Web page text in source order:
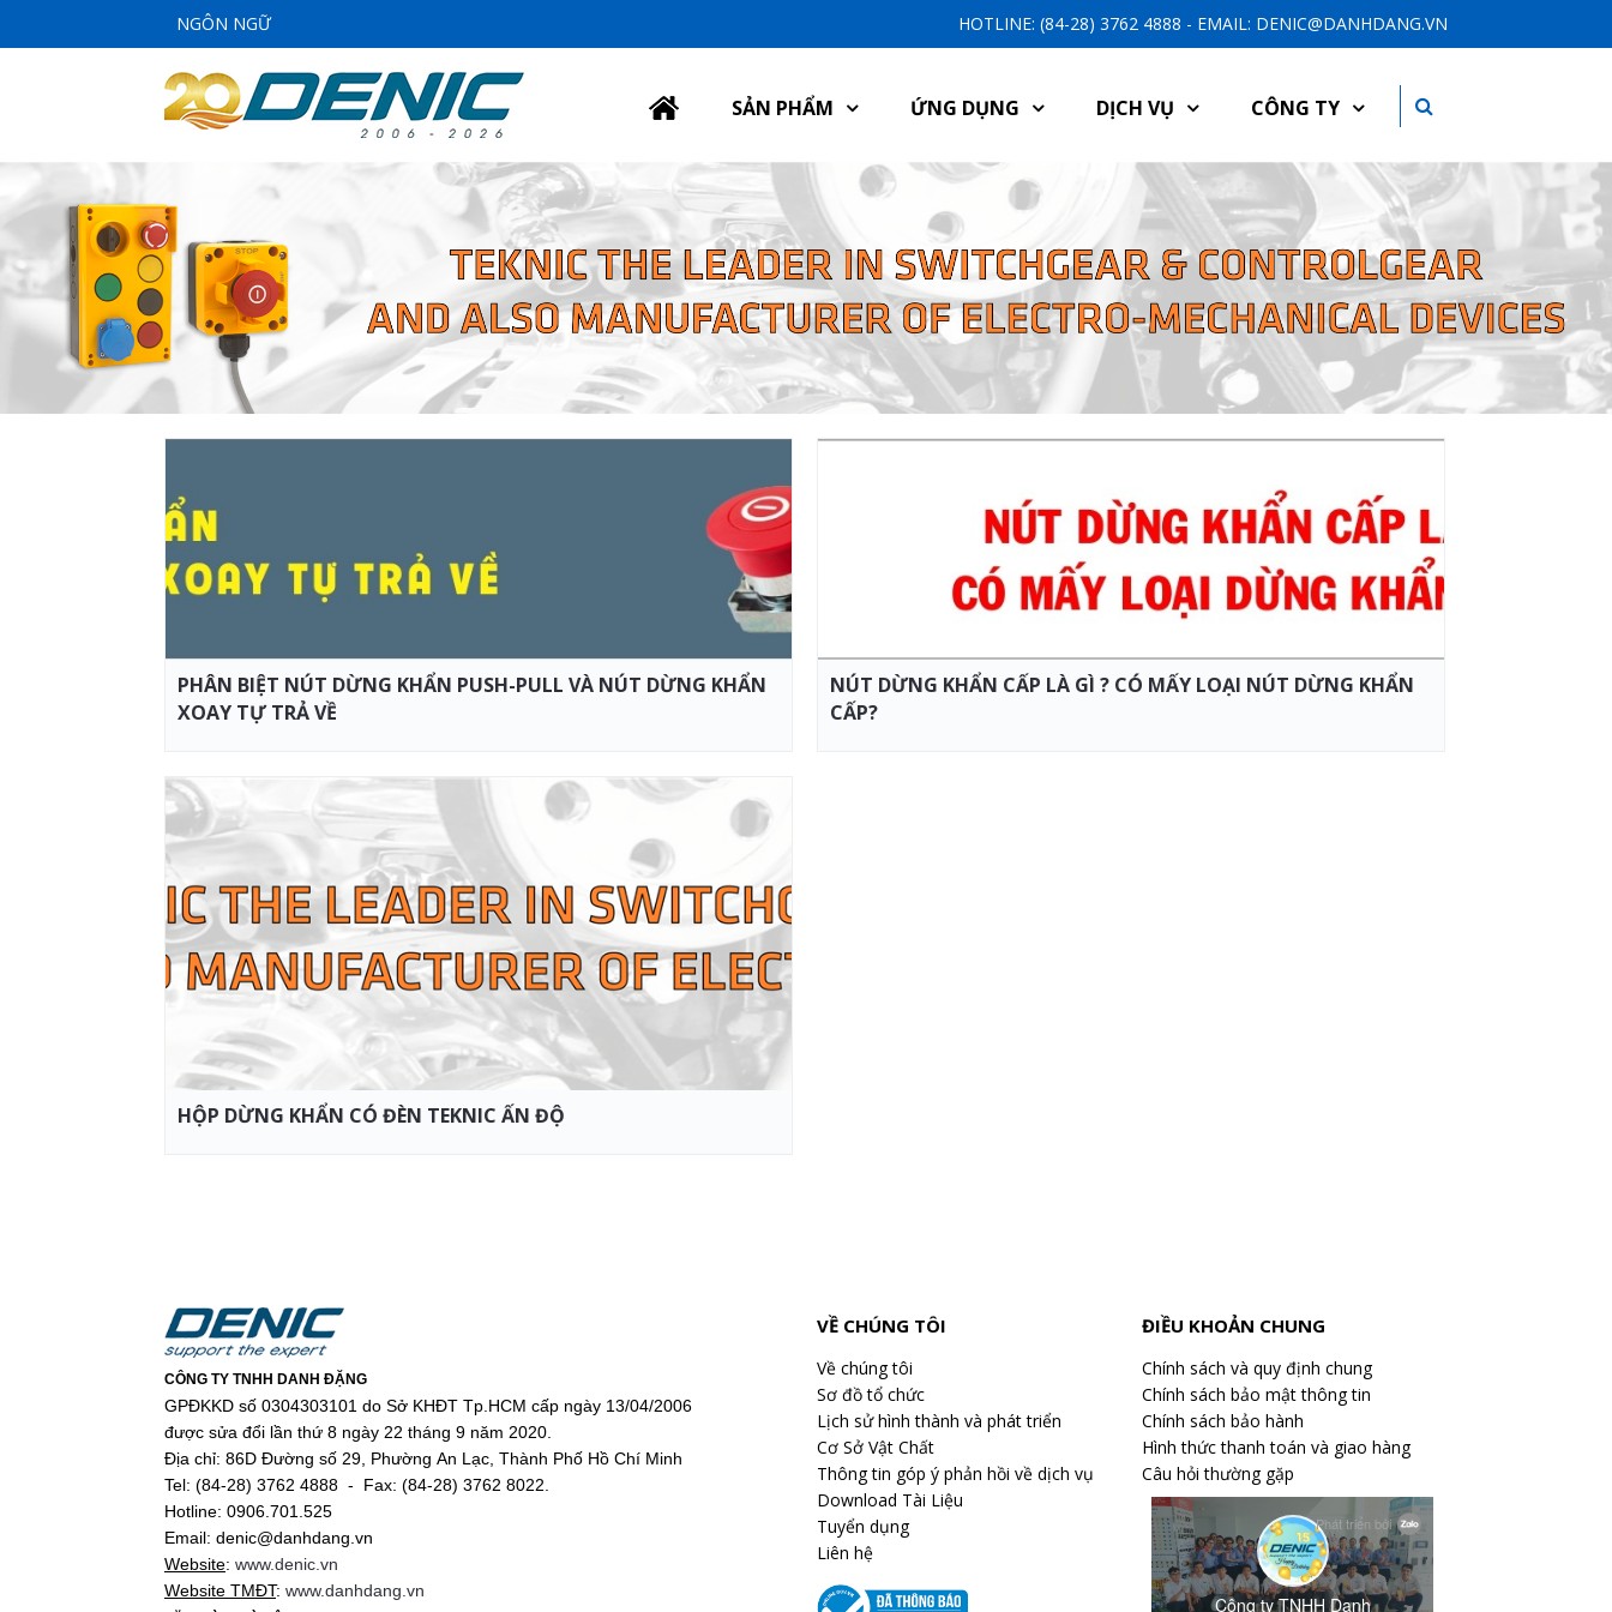
NGÔN NGỮ HOTLINE: (84-28) 3762 4888 - EMAIL: DENIC@DANHDANG.VN
SẢN PHẨM ỨNG DỤNG DỊCH VỤ CÔNG TY
PHÂN BIỆT NÚT DỪNG KHẨN PUSH-PULL VÀ NÚT DỪNG KHẨN
XOAY TỰ TRẢ VỀ
NÚT DỪNG KHẨN CẤP LÀ GÌ ? CÓ MẤY LOẠI NÚT DỪNG KHẨN
CẤP?
HỘP DỪNG KHẨN CÓ ĐÈN TEKNIC ẤN ĐỘ
CÔNG TY TNHH DANH ĐẶNG
GPĐKKD số 0304303101 do Sở KHĐT Tp.HCM cấp ngày 13/04/2006
được sửa đổi lần thứ 8 ngày 22 tháng 9 năm 2020.
Địa chỉ: 86D Đường số 29, Phường An Lạc, Thành Phố Hồ Chí Minh
Tel: (84-28) 3762 4888 - Fax: (84-28) 3762 8022.
Hotline: 0906.701.525
Email: denic@danhdang.vn
Website: www.denic.vn
Website TMĐT: www.danhdang.vn
VỀ CHÚNG TÔI
Về chúng tôi
Sơ đồ tổ chức
Lịch sử hình thành và phát triển
Cơ Sở Vật Chất
Thông tin góp ý phản hồi về dịch vụ
Download Tài Liệu
Tuyển dụng
Liên hệ
ĐIỀU KHOẢN CHUNG
Chính sách và quy định chung
Chính sách bảo mật thông tin
Chính sách bảo hành
Hình thức thanh toán và giao hàng
Câu hỏi thường gặp